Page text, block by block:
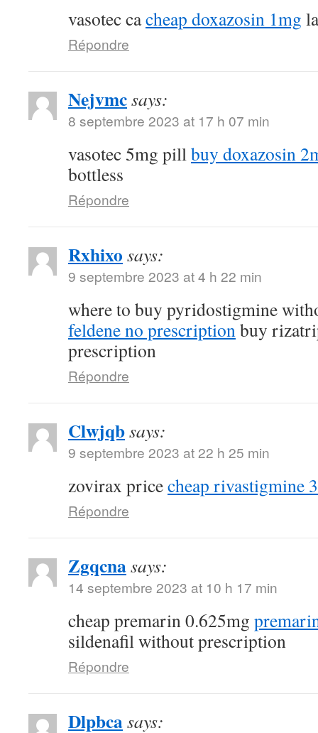
vasotec cacheap doxazosin 1mg
Répondre
Nejvmcsays:
8 septembre 2023 at 17 h 07 min
vasotec 5mg pillbuy doxazosin
bottless
Répondre
Rxhixo says:
9 septembre 2023 at 4 h 22 min
where to buy pyridostigmine
feldene no prescriptionbuy
prescription
Répondre
Clwjqbsays:
9 septembre 2023 at 22 h 25 min
zovirax pricecheap rivastigmine
Répondre
Zgqcnasays:
14 septembre 2023 at 10 h 17 min
cheap premarin 0.625mg
sildenafil without prescription
Répondre
Dlpbcasays: